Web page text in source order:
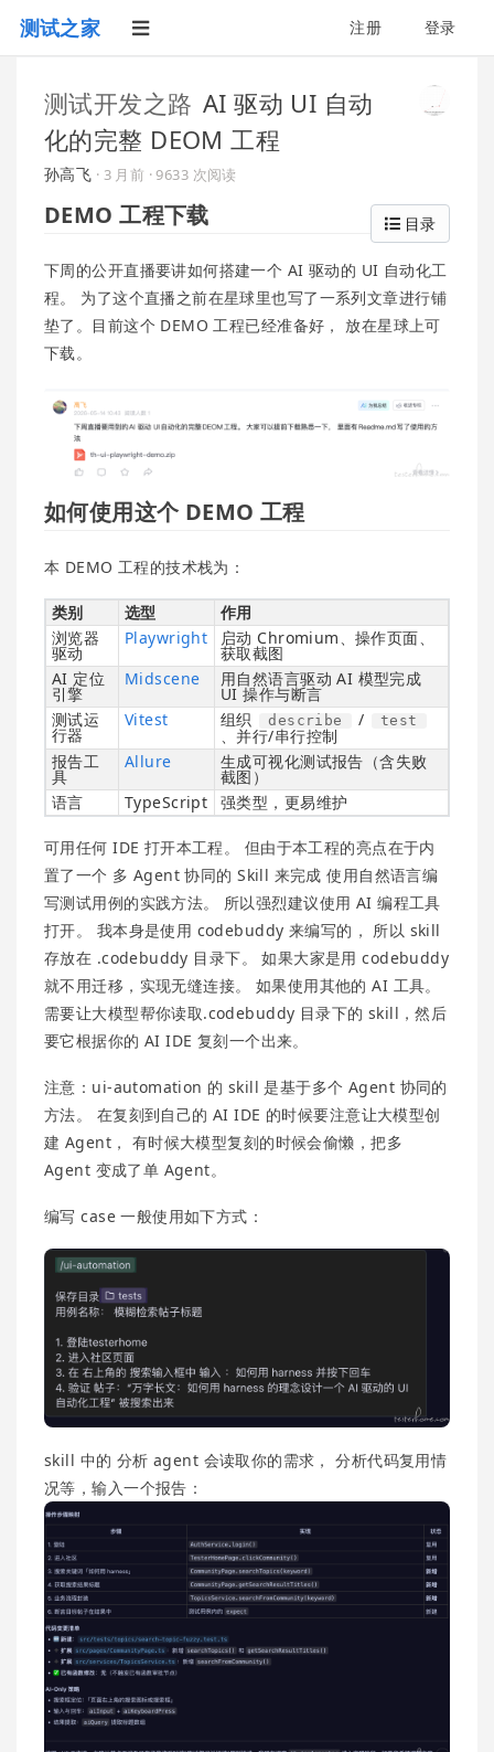
测试之家 注册 登录
测试开发之路 AI 驱动 UI 自动
化的完整 DEOM 工程
孙高飞 · 3 月前 · 9633 次阅读
目录
DEMO 工程下载
下周的公开直播要讲如何搭建一个 AI 驱动的 UI 自动化工
程。 为了这个直播之前在星球里也写了一系列文章进行铺
垫了。目前这个 DEMO 工程已经准备好， 放在星球上可
下载。
如何使用这个 DEMO 工程
本 DEMO 工程的技术栈为：
类别 选型
作用
浏览器
驱动
Playwright 启动 Chromium、操作页面、
获取截图
AI 定位
引擎
Midscene 用自然语言驱动 AI 模型完成
UI 操作与断言
测试运
行器
Vitest 组织 describe / test
、并行/串行控制
报告工
具
Allure 生成可视化测试报告（含失败
截图）
语言
TypeScript 强类型，更易维护
可用任何 IDE 打开本工程。 但由于本工程的亮点在于内
置了一个 多 Agent 协同的 Skill 来完成 使用自然语言编
写测试用例的实践方法。 所以强烈建议使用 AI 编程工具
打开。 我本身是使用 codebuddy 来编写的， 所以 skill
存放在 .codebuddy 目录下。 如果大家是用 codebuddy
就不用迁移，实现无缝连接。 如果使用其他的 AI 工具。
需要让大模型帮你读取.codebuddy 目录下的 skill，然后
要它根据你的 AI IDE 复刻一个出来。
注意：ui-automation 的 skill 是基于多个 Agent 协同的
方法。 在复刻到自己的 AI IDE 的时候要注意让大模型创
建 Agent， 有时候大模型复刻的时候会偷懒，把多
Agent 变成了单 Agent。
编写 case 一般使用如下方式：
skill 中的 分析 agent 会读取你的需求， 分析代码复用情
况等，输入一个报告：